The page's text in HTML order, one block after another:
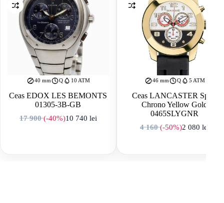
40 mm Q 10 ATM
Ceas EDOX LES BEMONTS
01305-3B-GB
17 900(-40%)
Prețul inițial a fost: 17 900 lei.
10 740 lei
Prețul curent este: 10 740 lei.
46 mm Q 5 ATM
Ceas LANCASTER Sport
Chrono Yellow Gold
0465SLYGNR
4 160(-50%)
Prețul inițial a
2 080 lei
Prețul curent